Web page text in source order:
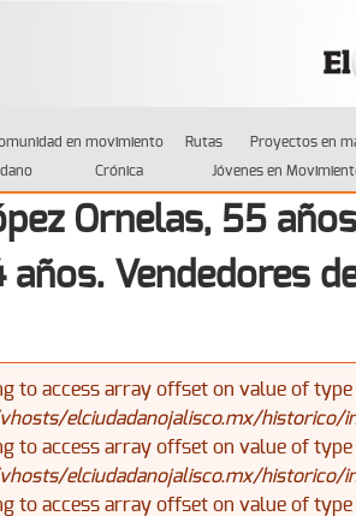
en movimiento Rutas
Proyectos en
Crónica Jóvenes en
Ornelas, 55
Vendedores
aquí
error
to access array offset on value of
elciudadanojalisco.mx/historico/
to access array offset on value of
elciudadanojalisco.mx/historico/
to access array offset on value of